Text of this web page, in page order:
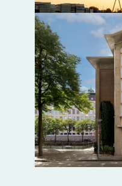
Muziekwerf